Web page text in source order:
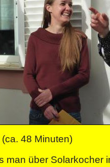
(ca. 48 Minuten)
man über Solarkocher